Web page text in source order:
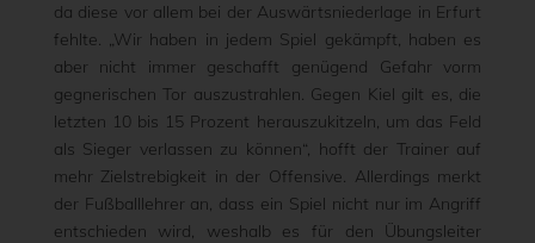
da diese vor allem bei der Auswärtsniederlage in Erfurt
fehlte. „Wir haben in jedem Spiel gekämpft, haben es
aber nicht immer geschafft genügend Gefahr vorm
gegnerischen Tor auszustrahlen. Gegen Kiel gilt es, die
letzten 10 bis 15 Prozent herauszukitzeln, um das Feld
als Sieger verlassen zu können“, hofft der Trainer auf
mehr Zielstrebigkeit in der Offensive. Allerdings merkt
der Fußballlehrer an, dass ein Spiel nicht nur im Angriff
entschieden wird, weshalb es für den Übungsleiter